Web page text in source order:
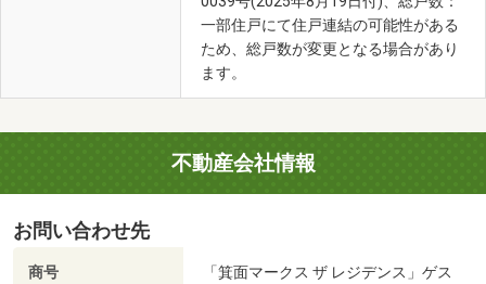
一部住戸にて住戸連結の可能性がある
ため、総戸数が変更となる場合があり
ます。
不動産会社情報
お問い合わせ先
商号
「箕面マークス ザ レジデンス」ゲス